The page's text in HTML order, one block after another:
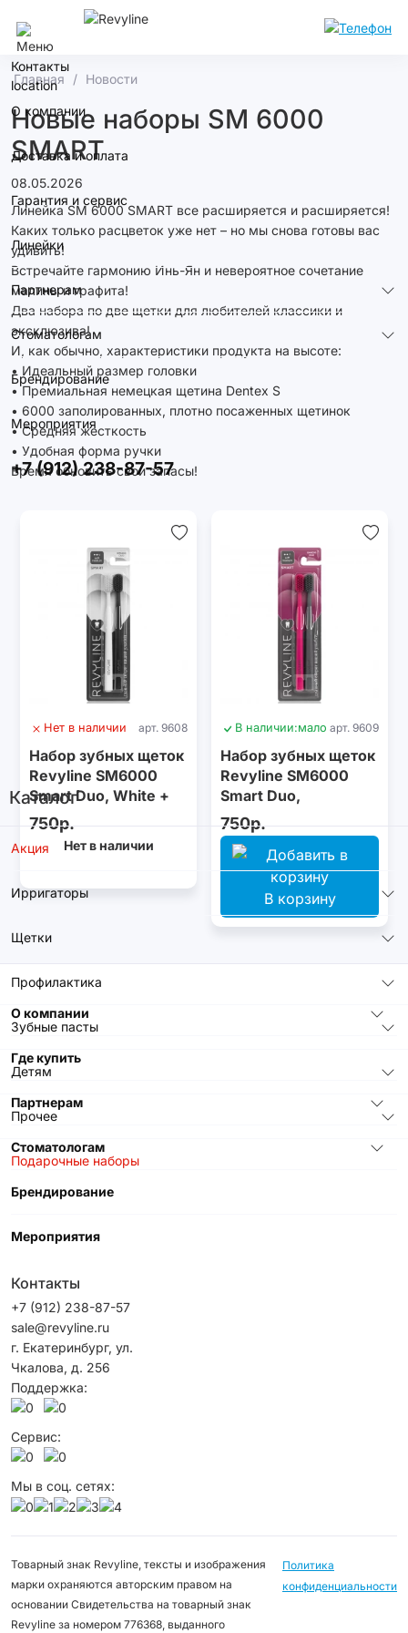
Екатеринбург
Контакты
О компании
Доставка и оплата
Гарантия и сервис
Линейки
Партнерам
Стоматологам
Брендирование
Мероприятия
+7 (912) 238-87-57
Каталог
Акция
Ирригаторы
Щетки
Профилактика
Зубные пасты
Детям
Прочее
Подарочные наборы
Главная Новости
Новые наборы SM 6000
SMART
08.05.2026
Линейка SM 6000 SMART все расширяетcя и расширяется!
Каких только расцветок уже нет – но мы снова готовы вас
удивить!
Встречайте гармонию Инь-Ян и невероятное сочетание
малины и графита!
Два набора по две щетки для любителей классики и
эксклюзива!
И, как обычно, характеристики продукта на высоте:
• Идеальный размер головки
• Премиальная немецкая щетина Dentex S
• 6000 заполированных, плотно посаженных щетинок
• Средняя жесткость
• Удобная форма ручки
Время обновить свои запасы!
Нет в наличии арт. 9608
Набор зубных щеток
Revyline SM6000
Smart Duo, White +
Black
750р.
Нет в наличии
В наличии:мало арт. 9609
Набор зубных щеток
Revyline SM6000
Smart Duo,
Raspberry + Grey
750р.
В корзину
О компании
Где купить
Партнерам
Стоматологам
Брендирование
Мероприятия
Контакты
+7 (912) 238-87-57
sale@revyline.ru
г. Екатеринбург, ул.
Чкалова, д. 256
Поддержка:
Сервис:
Мы в соц. сетях:
Товарный знак Revyline, тексты и изображения
марки охраняются авторским правом на
основании Свидетельства на товарный знак
Revyline за номером 776368, выданного
Политика
конфиденциальности